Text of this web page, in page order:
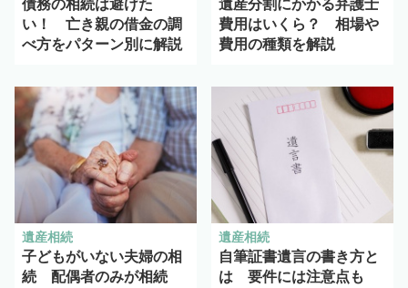
債務の相続は避けた
い！ 亡き親の借金の調
べ方をパターン別に解説
遺産分割にかかる弁護士
費用はいくら？ 相場や
費用の種類を解説
遺産相続
子どもがいない夫婦の相
続 配偶者のみが相続
遺産相続
自筆証書遺言の書き方と
は 要件には注意点も